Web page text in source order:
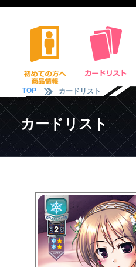
TOP カードリスト
カードリスト